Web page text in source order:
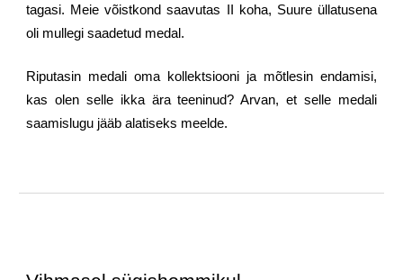
tagasi. Meie võistkond saavutas II koha, Suure üllatusena
oli mullegi saadetud medal.
Riputasin medali oma kollektsiooni ja mõtlesin endamisi,
kas olen selle ikka ära teeninud? Arvan, et selle medali
saamislugu jääb alatiseks meelde.